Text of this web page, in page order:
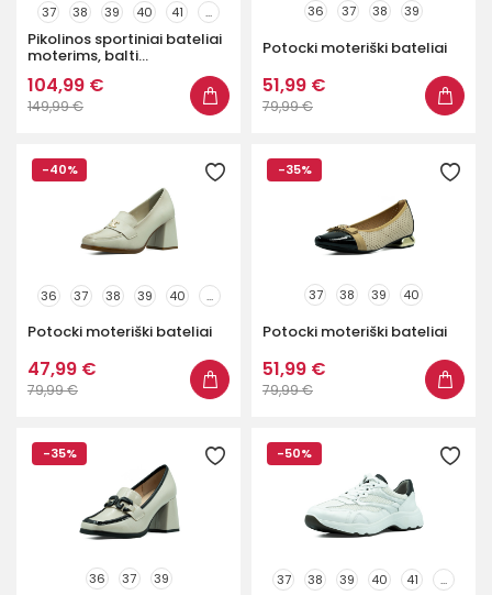
37 38 39 40 41 ...
Pikolinos sportiniai bateliai
moterims, balti...
104,99 €
149,99 €
36 37 38 39
Potocki moteriški bateliai
51,99 €
79,99 €
-40%
36 37 38 39 40 ...
Potocki moteriški bateliai
47,99 €
79,99 €
-35%
37 38 39 40
Potocki moteriški bateliai
51,99 €
79,99 €
-35%
36 37 39
-50%
37 38 39 40 41 ...